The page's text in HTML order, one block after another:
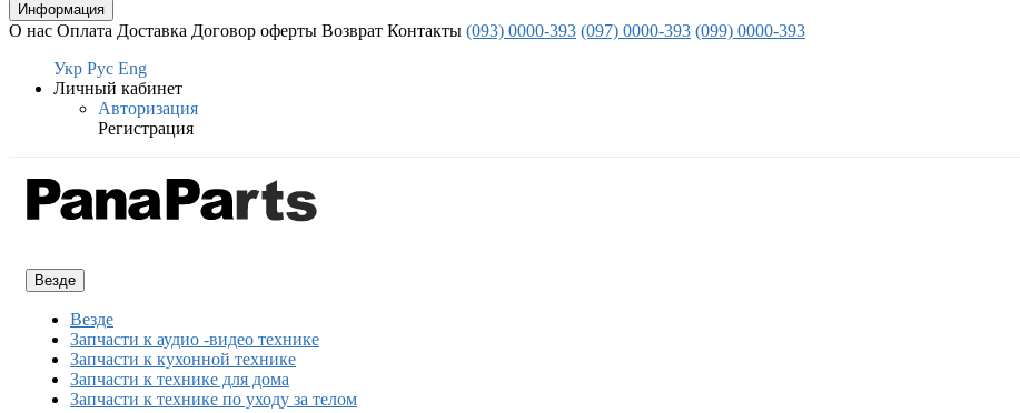
Информация
О нас Оплата Доставка Договор оферты Возврат Контакты (093) 0000-393 (097) 0000-393 (099) 0000-393
Укр Рус Eng
Личный кабинет
Авторизация
Регистрация
Везде
Везде
Запчасти к аудио -видео технике
Запчасти к кухонной технике
Запчасти к технике для дома
Запчасти к технике по уходу за телом